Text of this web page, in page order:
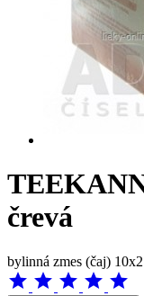
črevá
bylinná zmes (čaj)
star star star star star